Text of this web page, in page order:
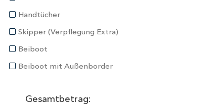
Handtücher
Skipper (Verpflegung Extra)
Beiboot
Beiboot mit Außenborder
Gesamtbetrag: